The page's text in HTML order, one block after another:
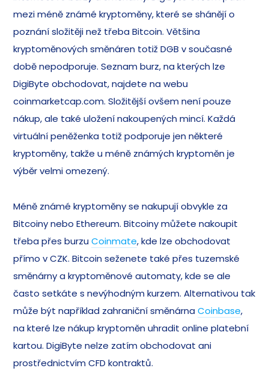
mezi méně známé kryptoměny, které se shánějí o
poznání složitěji než třeba Bitcoin. Většina
kryptoměnových směnáren totiž DGB v současné
době nepodporuje. Seznam burz, na kterých lze
DigiByte obchodovat, najdete na webu
coinmarketcap.com. Složitější ovšem není pouze
nákup, ale také uložení nakoupených mincí. Každá
virtuální peněženka totiž podporuje jen některé
kryptoměny, takže u méně známých kryptoměn je
výběr velmi omezený.
Méně známé kryptoměny se nakupují obvykle za
Bitcoiny nebo Ethereum. Bitcoiny můžete nakoupit
třeba přes burzuCoinmate, kde lze obchodovat
přímo v CZK. Bitcoin seženete také přes tuzemské
směnárny a kryptoměnové automaty, kde se ale
často setkáte s nevýhodným kurzem. Alternativou tak
může být například zahraniční směnárnaCoinbase,
na které lze nákup kryptoměn uhradit online platební
kartou. DigiByte nelze zatím obchodovat ani
prostřednictvím CFD kontraktů.